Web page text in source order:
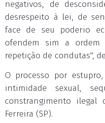
negativos, de
desrespeito à lei, de
face de seu poderio
ofendem sim a ordem
repetição de condutas",
O processo por
intimidade sexual,
constrangimento ilegal
Ferreira (SP).